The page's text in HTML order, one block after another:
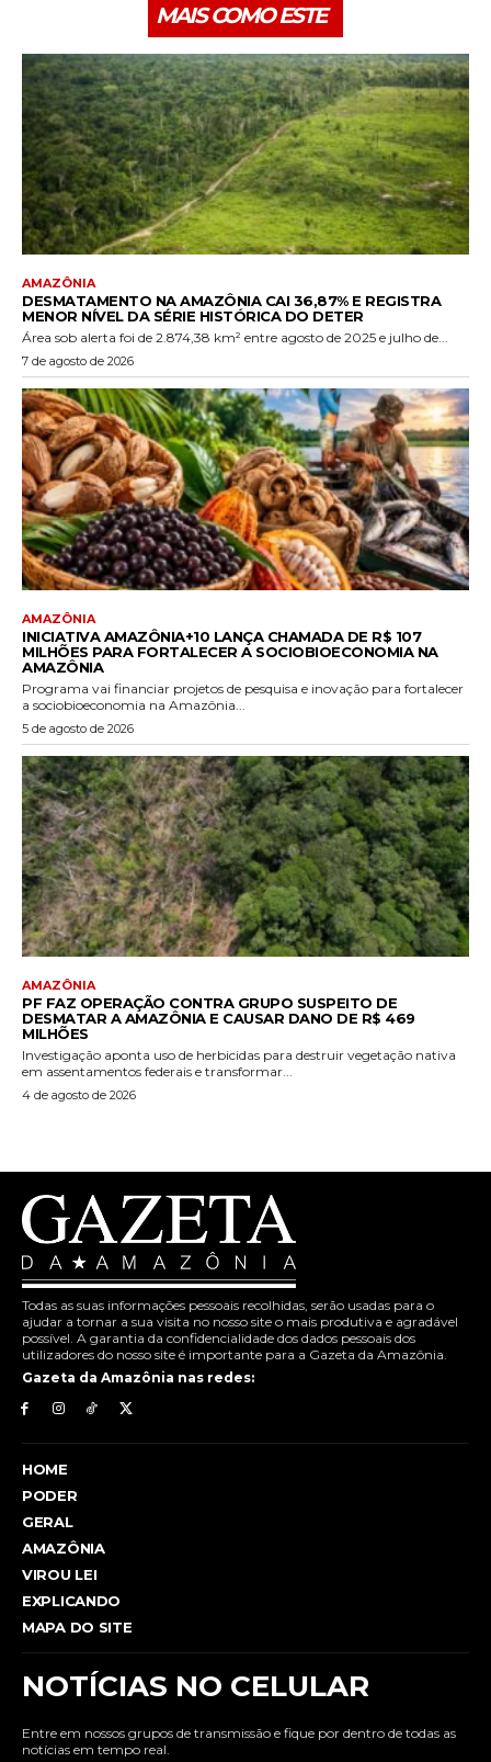
MAIS COMO ESTE
AMAZÔNIA
DESMATAMENTO NA AMAZÔNIA CAI 36,87% E REGISTRA
MENOR NÍVEL DA SÉRIE HISTÓRICA DO DETER
Área sob alerta foi de 2.874,38 km² entre agosto de 2025 e julho de...
7 de agosto de 2026
AMAZÔNIA
INICIATIVA AMAZÔNIA+10 LANÇA CHAMADA DE R$ 107
MILHÕES PARA FORTALECER A SOCIOBIOECONOMIA NA
AMAZÔNIA
Programa vai financiar projetos de pesquisa e inovação para fortalecer
a sociobioeconomia na Amazônia...
5 de agosto de 2026
AMAZÔNIA
PF FAZ OPERAÇÃO CONTRA GRUPO SUSPEITO DE
DESMATAR A AMAZÔNIA E CAUSAR DANO DE R$ 469
MILHÕES
Investigação aponta uso de herbicidas para destruir vegetação nativa
em assentamentos federais e transformar...
4 de agosto de 2026
Todas as suas informações pessoais recolhidas, serão usadas para o
ajudar a tornar a sua visita no nosso site o mais produtiva e agradável
possível. A garantia da confidencialidade dos dados pessoais dos
utilizadores do nosso site é importante para a Gazeta da Amazônia.
Gazeta da Amazônia nas redes:
HOME
PODER
GERAL
AMAZÔNIA
VIROU LEI
EXPLICANDO
MAPA DO SITE
NOTÍCIAS NO CELULAR
Entre em nossos grupos de transmissão e fique por dentro de todas as
notícias em tempo real.